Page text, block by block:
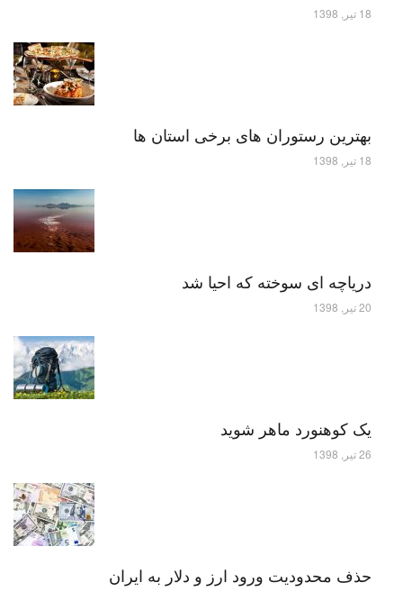
18 تیر, 1398
بهترین رستوران های برخی استان ها
18 تیر, 1398
دریاچه ای سوخته که احیا شد
20 تیر, 1398
یک کوهنورد ماهر شوید
26 تیر, 1398
حذف محدودیت ورود ارز و دلار به ایران